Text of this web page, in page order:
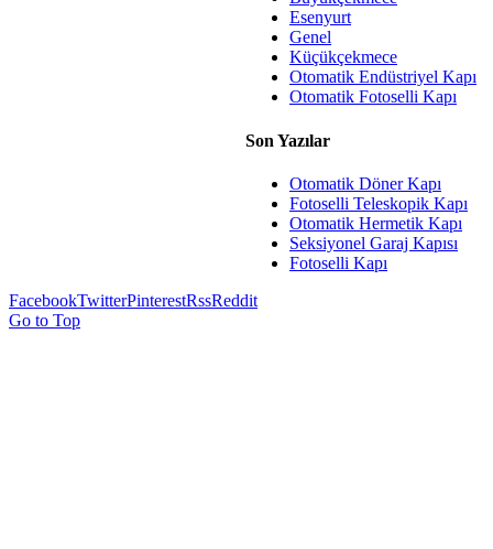
Esenyurt
Genel
Küçükçekmece
Otomatik Endüstriyel Kapı
Otomatik Fotoselli Kapı
Son Yazılar
Otomatik Döner Kapı
Fotoselli Teleskopik Kapı
Otomatik Hermetik Kapı
Seksiyonel Garaj Kapısı
Fotoselli Kapı
FacebookTwitterPinterestRssReddit
Go to Top